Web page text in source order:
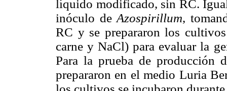
líquido modificado, sin RC.
inóculo deAzospirillum,
RC y se prepararon los
carne y NaCl) para evaluar la
Para la prueba de producción
prepararon en el medio Luria